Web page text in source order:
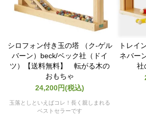
シロフォン付き玉の塔 （ク-ゲル
バーン）beck/ベック社（ドイ
ツ）【送料無料】 転がる木の
おもちゃ
24,200円(税込)
玉落としといえばコレ！長く親しまれる
ベストセラーです
トレイ
ネバー
社